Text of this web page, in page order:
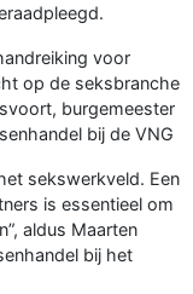
voor
op de seksbranche
burgemeester
bij de VNG
sekswerkveld. Een
is essentieel om
aldus Maarten
bij het